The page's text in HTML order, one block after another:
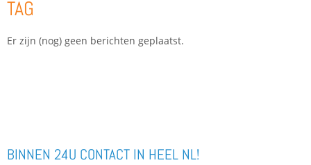
CONTACT
TAG
Er zijn (nog) geen berichten geplaatst.
BINNEN 24U CONTACT IN HEEL NL!